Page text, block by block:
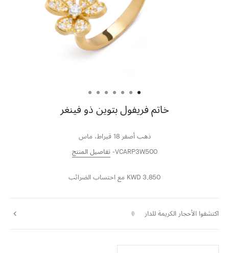
خاتم فريفول بتوين ذو فينغر
ذهب أصفر 18 قيراط، ماس
VCARP3W500 تفاصيل المنتج
KWD 3,850 مع احتساب الضرائب
اكتشفوا الأحجار الكريمة للدار